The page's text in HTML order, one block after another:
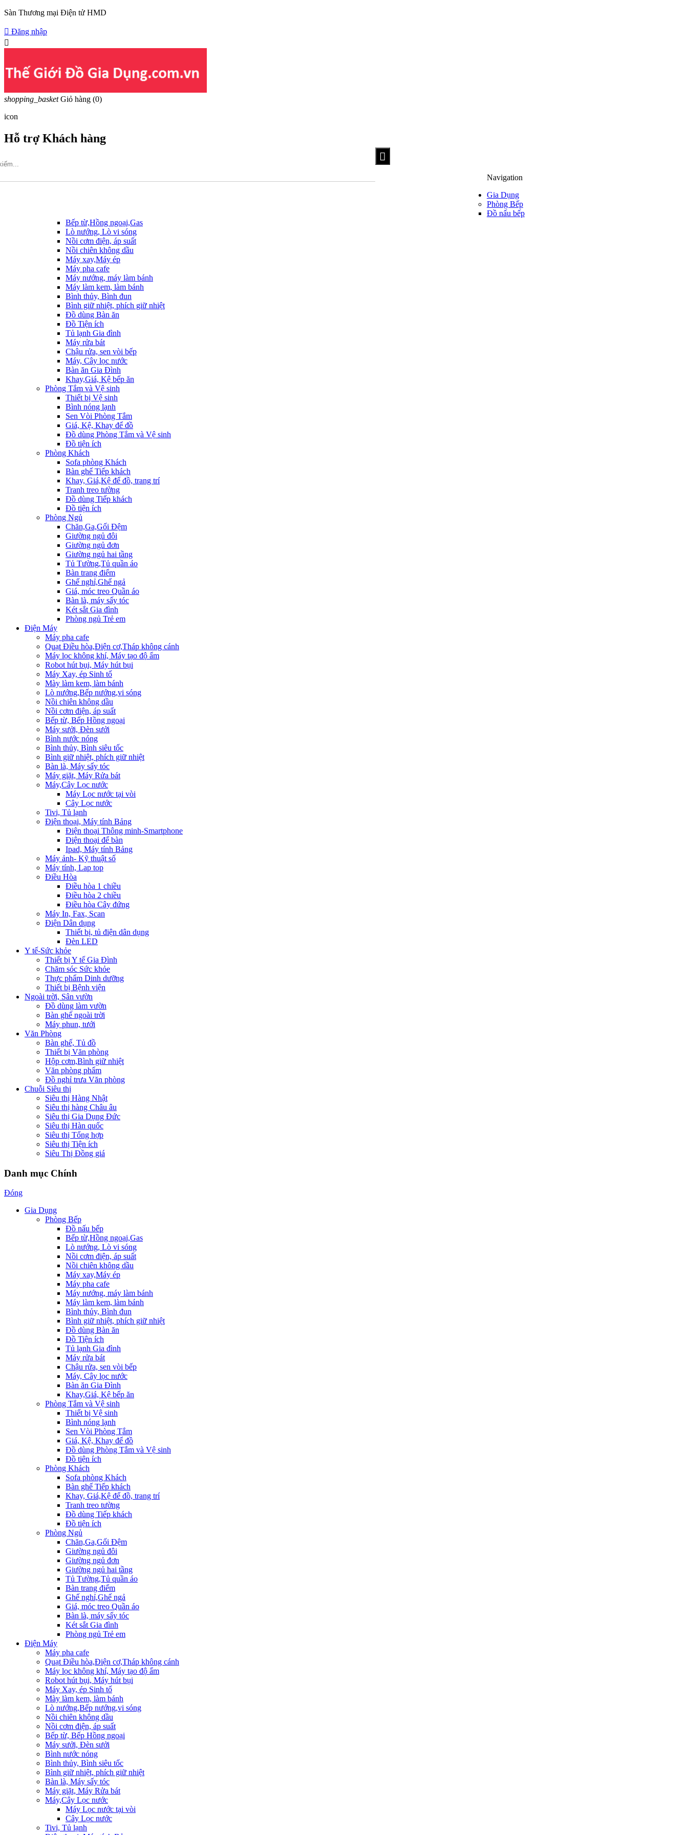
Sàn Thương mại Điện tử HMD
 Đăng nhập

shopping_basket Giỏ hàng (0)
icon
Hỗ trợ Khách hàng
Hotline: 09317.456.44
Navigation
Gia Dụng
Phòng Bếp
Đồ nấu bếp
Bếp từ,Hồng ngoại,Gas
Lò nướng, Lò vi sóng
Nồi cơm điện, áp suất
Nồi chiên không dầu
Máy xay,Máy ép
Máy pha cafe
Máy nướng, máy làm bánh
Máy làm kem, làm bánh
Bình thủy, Bình đun
Bình giữ nhiệt, phích giữ nhiệt
Đồ dùng Bàn ăn
Đồ Tiện ích
Tủ lạnh Gia đình
Máy rửa bát
Chậu rửa, sen vòi bếp
Máy, Cây lọc nước
Bàn ăn Gia Đình
Khay,Giá, Kệ bếp ăn
Phòng Tắm và Vệ sinh
Thiết bị Vệ sinh
Bình nóng lạnh
Sen Vòi Phòng Tắm
Giá, Kệ, Khay để đồ
Đồ dùng Phòng Tắm và Vệ sinh
Đồ tiện ích
Phòng Khách
Sofa phòng Khách
Bàn ghế Tiếp khách
Khay, Giá,Kệ để đồ, trang trí
Tranh treo tường
Đồ dùng Tiếp khách
Đồ tiện ích
Phòng Ngủ
Chăn,Ga,Gối Đệm
Giường ngủ đôi
Giường ngủ đơn
Giường ngủ hai tầng
Tủ Tường,Tủ quần áo
Bàn trang điểm
Ghế nghỉ,Ghế ngả
Giá, móc treo Quần áo
Bàn là, máy sấy tóc
Két sắt Gia đình
Phòng ngủ Trẻ em
Điện Máy
Máy pha cafe
Quạt Điều hòa,Điện cơ,Tháp không cánh
Máy lọc không khí, Máy tạo độ ẩm
Robot hút bụi, Máy hút bụi
Máy Xay, ép Sinh tố
Mày làm kem, làm bánh
Lò nướng,Bếp nướng,vi sóng
Nồi chiên không dầu
Nồi cơm điện, áp suất
Bếp từ, Bếp Hồng ngoại
Máy sưởi, Đèn sưởi
Bình nước nóng
Bình thủy, Bình siêu tốc
Bình giữ nhiệt, phích giữ nhiệt
Bàn là, Máy sấy tóc
Máy giặt, Máy Rửa bát
Máy,Cây Lọc nước
Máy Lọc nước tại vòi
Cây Lọc nước
Tivi, Tủ lạnh
Điện thoại, Máy tính Bảng
Điện thoại Thông minh-Smartphone
Điện thoại để bàn
Ipad, Máy tính Bảng
Máy ảnh- Kỹ thuật số
Máy tính, Lap top
Điều Hòa
Điều hòa 1 chiều
Điều hòa 2 chiều
Điều hòa Cây đứng
Máy In, Fax, Scan
Điện Dân dụng
Thiết bị, tủ điện dân dụng
Đèn LED
Y tế-Sức khỏe
Thiết bị Y tế Gia Đình
Chăm sóc Sức khỏe
Thực phẩm Dinh dưỡng
Thiết bị Bệnh viện
Ngoài trời, Sân vườn
Đồ dùng làm vườn
Bàn ghế ngoài trời
Máy phun, tưới
Văn Phòng
Bàn ghế, Tủ đồ
Thiết bị Văn phòng
Hộp cơm,Bình giữ nhiệt
Văn phòng phẩm
Đồ nghỉ trưa Văn phòng
Chuỗi Siêu thị
Siêu thị Hàng Nhật
Siêu thị hàng Châu âu
Siêu thị Gia Dụng Đức
Siêu thị Hàn quốc
Siêu thị Tổng hợp
Siêu thị Tiện ích
Siêu Thị Đồng giá
Danh mục Chính
Đóng
Gia Dụng
Phòng Bếp
Đồ nấu bếp
Bếp từ,Hồng ngoại,Gas
Lò nướng, Lò vi sóng
Nồi cơm điện, áp suất
Nồi chiên không dầu
Máy xay,Máy ép
Máy pha cafe
Máy nướng, máy làm bánh
Máy làm kem, làm bánh
Bình thủy, Bình đun
Bình giữ nhiệt, phích giữ nhiệt
Đồ dùng Bàn ăn
Đồ Tiện ích
Tủ lạnh Gia đình
Máy rửa bát
Chậu rửa, sen vòi bếp
Máy, Cây lọc nước
Bàn ăn Gia Đình
Khay,Giá, Kệ bếp ăn
Phòng Tắm và Vệ sinh
Thiết bị Vệ sinh
Bình nóng lạnh
Sen Vòi Phòng Tắm
Giá, Kệ, Khay để đồ
Đồ dùng Phòng Tắm và Vệ sinh
Đồ tiện ích
Phòng Khách
Sofa phòng Khách
Bàn ghế Tiếp khách
Khay, Giá,Kệ để đồ, trang trí
Tranh treo tường
Đồ dùng Tiếp khách
Đồ tiện ích
Phòng Ngủ
Chăn,Ga,Gối Đệm
Giường ngủ đôi
Giường ngủ đơn
Giường ngủ hai tầng
Tủ Tường,Tủ quần áo
Bàn trang điểm
Ghế nghỉ,Ghế ngả
Giá, móc treo Quần áo
Bàn là, máy sấy tóc
Két sắt Gia đình
Phòng ngủ Trẻ em
Điện Máy
Máy pha cafe
Quạt Điều hòa,Điện cơ,Tháp không cánh
Máy lọc không khí, Máy tạo độ ẩm
Robot hút bụi, Máy hút bụi
Máy Xay, ép Sinh tố
Mày làm kem, làm bánh
Lò nướng,Bếp nướng,vi sóng
Nồi chiên không dầu
Nồi cơm điện, áp suất
Bếp từ, Bếp Hồng ngoại
Máy sưởi, Đèn sưởi
Bình nước nóng
Bình thủy, Bình siêu tốc
Bình giữ nhiệt, phích giữ nhiệt
Bàn là, Máy sấy tóc
Máy giặt, Máy Rửa bát
Máy,Cây Lọc nước
Máy Lọc nước tại vòi
Cây Lọc nước
Tivi, Tủ lạnh